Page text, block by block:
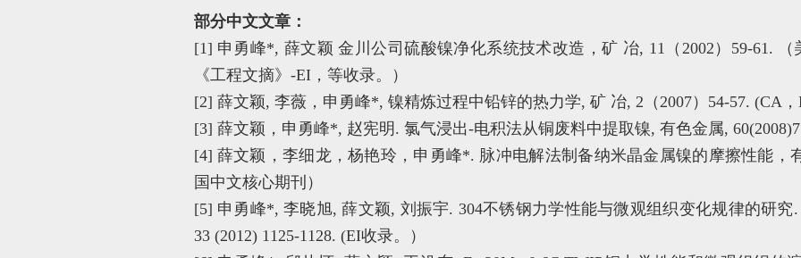
部分中文文章：
[1] 申勇峰*, 薛文颖 金川公司硫酸镍净化系统技术改造，矿 冶, 11（2002）59-61.
《工程文摘》-EI，等收录。）
[2] 薛文颖, 李薇，申勇峰*, 镍精炼过程中铅锌的热力学, 矿 冶, 2（2007）54-57. (CA
[3] 薛文颖，申勇峰*, 赵宪明. 氯气浸出-电积法从铜废料中提取镍, 有色金属,
[4] 薛文颖，李细龙，杨艳玲，申勇峰*. 脉冲电解法制备纳米晶金属镍的摩擦性能，
国中文核心期刊）
[5] 申勇峰*, 李晓旭, 薛文颖, 刘振宇. 304不锈钢力学性能与微观组织变化规律的研
33 (2012) 1125-1128. (EI收录。）